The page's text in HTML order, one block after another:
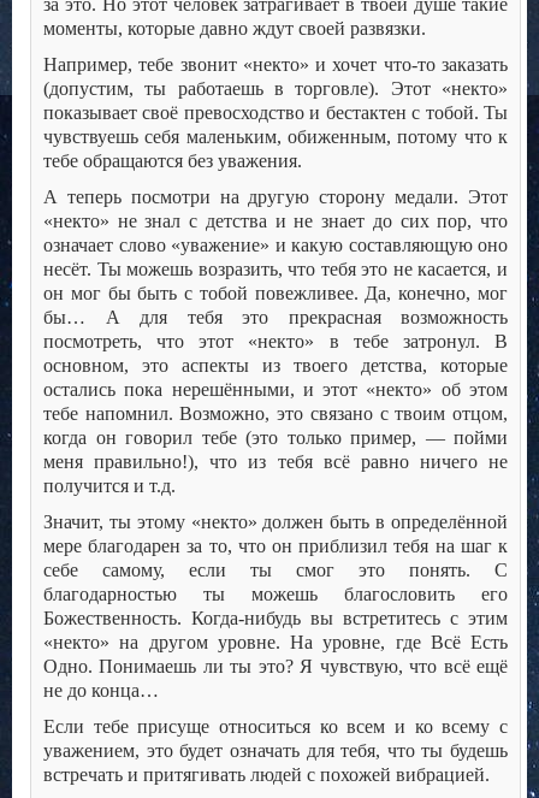
за это. Но этот человек затрагивает в твоей душе такие
моменты, которые давно ждут своей развязки.
Например, тебе звонит «некто» и хочет что-то заказать
(допустим, ты работаешь в торговле). Этот «некто»
показывает своё превосходство и бестактен с тобой. Ты
чувствуешь себя маленьким, обиженным, потому что к
тебе обращаются без уважения.
А теперь посмотри на другую сторону медали. Этот
«некто» не знал с детства и не знает до сих пор, что
означает слово «уважение» и какую составляющую оно
несёт. Ты можешь возразить, что тебя это не касается, и
он мог бы быть с тобой повежливее. Да, конечно, мог
бы… А для тебя это прекрасная возможность
посмотреть, что этот «некто» в тебе затронул. В
основном, это аспекты из твоего детства, которые
остались пока нерешёнными, и этот «некто» об этом
тебе напомнил. Возможно, это связано с твоим отцом,
когда он говорил тебе (это только пример, — пойми
меня правильно!), что из тебя всё равно ничего не
получится и т.д.
Значит, ты этому «некто» должен быть в определённой
мере благодарен за то, что он приблизил тебя на шаг к
себе самому, если ты смог это понять. С
благодарностью ты можешь благословить его
Божественность. Когда-нибудь вы встретитесь с этим
«некто» на другом уровне. На уровне, где Всё Есть
Одно. Понимаешь ли ты это? Я чувствую, что всё ещё
не до конца…
Если тебе присуще относиться ко всем и ко всему с
уважением, это будет означать для тебя, что ты будешь
встречать и притягивать людей с похожей вибрацией.